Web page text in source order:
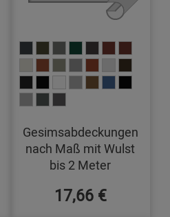
Gesimsabdeckungen
nach Maß mit Wulst
bis 2 Meter
17,66 €